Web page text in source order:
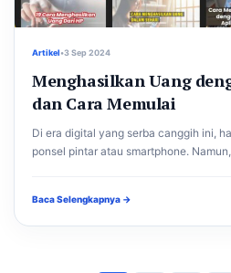
Artikel•3 Sep 2024
Menghasilkan Uang
dan Cara Memulai
Di era digital yang serba canggih ini,
ponsel pintar atau smartphone.
Baca Selengkapnya →